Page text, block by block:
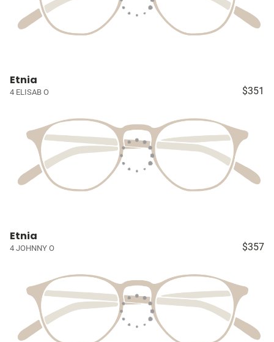
Etnia
4 ELISAB O $351
Etnia
4 JOHNNY O $357